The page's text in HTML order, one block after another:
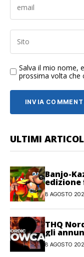
Salva il mio nome,
prossima volta che
ULTIMI
Banjo-
edizione
8 AGOSTO
THQ
gli
8 AGOSTO